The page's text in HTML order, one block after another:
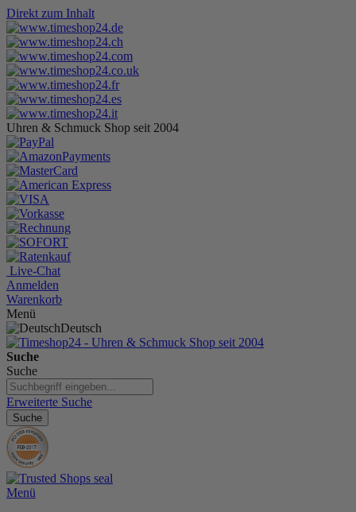
Direkt zum Inhalt
Uhren & Schmuck Shop seit 2004
Live-Chat
Anmelden
Warenkorb
Menü
Deutsch
Suche
Suche
Erweiterte Suche
Suche
Menü